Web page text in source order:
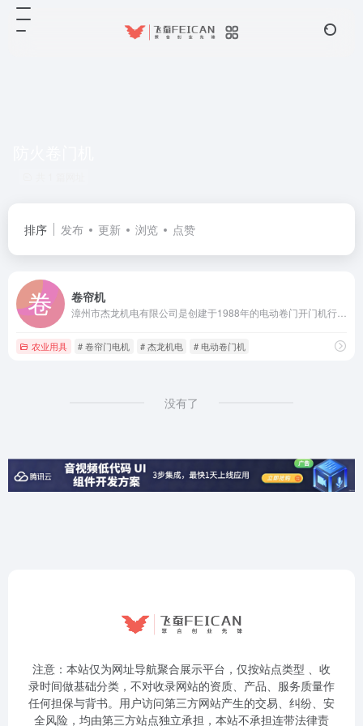
排序 发布 更新 浏览 点赞
卷帘机
农业用具 # 卷帘门电机 # 杰龙机电 # 电动卷门机
没有了
注意：本站仅为网址导航聚合展示平台，仅按站点类型 、收
录时间做基础分类，不对收录网站的资质、产品、服务质量作
任何担保与背书。用户访问第三方网站产生的交易、纠纷、安
全风险，均由第三方站点独立承担，本站不承担连带法律责